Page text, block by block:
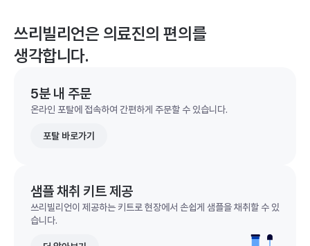
쓰리빌리언은 의료진의 편의를
생각합니다.
5분 내 주문
온라인 포탈에 접속하여 간편하게 주문할 수 있습니다.
포탈 바로가기
샘플 채취 키트 제공
쓰리빌리언이 제공하는 키트로 현장에서 손쉽게 샘플을 채취할 수 있
습니다.